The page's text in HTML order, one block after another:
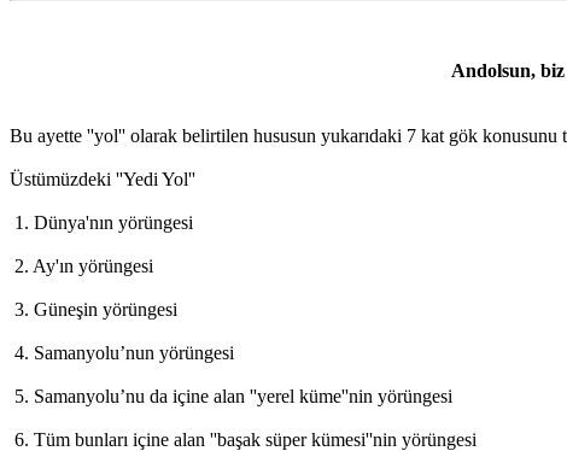
Andolsun,
Bu ayette ''yol'' olarak belirtilen hususun yukarıdaki 7 kat gök
Üstümüzdeki ''Yedi Yol''
1. Dünya'nın yörüngesi
2. Ay'ın yörüngesi
3. Güneşin yörüngesi
4. Samanyolu’nun yörüngesi
5. Samanyolu’nu da içine alan ''yerel küme''nin yörüngesi
6. Tüm bunları içine alan ''başak süper kümesi''nin yörüngesi